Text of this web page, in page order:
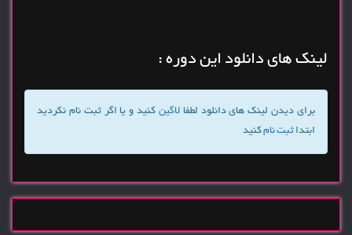
لینک های دانلود این دوره :
برای دیدن لینک های دانلود لطفالاگین کنید و یا اگر ثبت نام نکردید
ابتدا ثبت نامکنید